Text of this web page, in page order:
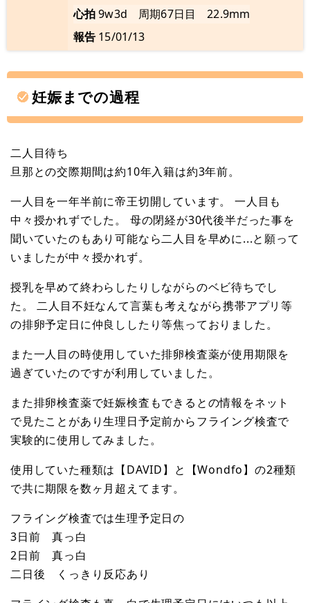
心拍9w3d 周期67日目 22.9mm
報告 15/01/13
妊娠までの過程
二人目待ち
旦那との交際期間は約10年入籍は約3年前。
一人目を一年半前に帝王切開しています。 一人目も
中々授かれずでした。 母の閉経が30代後半だった事を
聞いていたのもあり可能なら二人目を早めに...と願って
いましたが中々授かれず。
授乳を早めて終わらしたりしながらのベビ待ちでし
た。 二人目不妊なんて言葉も考えながら携帯アプリ等
の排卵予定日に仲良ししたり等焦っておりました。
また一人目の時使用していた排卵検査薬が使用期限を
過ぎていたのですが利用していました。
また排卵検査薬で妊娠検査もできるとの情報をネット
で見たことがあり生理日予定前からフライング検査で
実験的に使用してみました。
使用していた種類は【DAVID】と【Wondfo】の2種類
で共に期限を数ヶ月超えてます。
フライング検査では生理予定日の
3日前 真っ白
2日前 真っ白
二日後 くっきり反応あり